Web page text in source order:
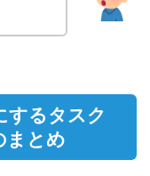
するタスク
まとめ